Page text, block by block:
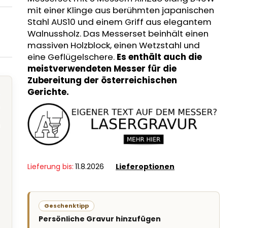
mit einer Klinge aus berühmten japanischen
Stahl AUS10 und einem Griff aus elegantem
Walnussholz. Das Messerset beinhält einen
massiven Holzblock, einen Wetzstahl und
eine Geflügelschere. Es enthält auch die
meistverwendeten Messer für die
Zubereitung der österreichischen
Gerichte.
Lieferung bis: 11.8.2026 Lieferoptionen
Geschenktipp
Persönliche Gravur hinzufügen